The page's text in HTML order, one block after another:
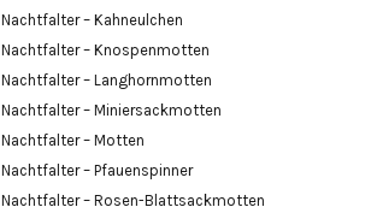
Nachtfalter – Kahneulchen
Nachtfalter – Knospenmotten
Nachtfalter – Langhornmotten
Nachtfalter – Miniersackmotten
Nachtfalter – Motten
Nachtfalter – Pfauenspinner
Nachtfalter – Rosen-Blattsackmotten